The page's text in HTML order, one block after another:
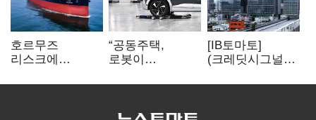
호르무즈
리스크에
확보…해운·조선
“공동주택,
로봇이
현대차그룹의
[IB토마토]
(크레딧시그널)
반등에도